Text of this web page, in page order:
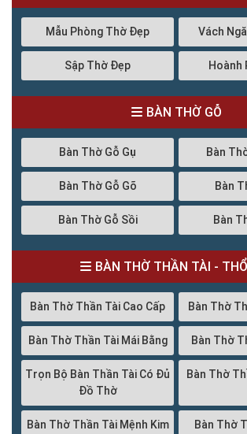
Mẫu Phòng Thờ Đẹp Vách
Sập Thờ Đẹp Hoành
BÀN THỜ GỖ
Bàn Thờ Gỗ Gụ Bàn
Bàn Thờ Gỗ Gõ Bàn
Bàn Thờ Gỗ Sồi Bàn
BÀN THỜ THẦN TÀI -
Bàn Thờ Thần Tài Cao Cấp Bàn Thờ
Bàn Thờ Thần Tài Mái Bằng Bàn Thờ
Trọn Bộ Bàn Thần Tài Có Đủ
Đồ Thờ
Bàn Thờ
Bàn Thờ Thần Tài Mệnh Kim
Bàn Thờ